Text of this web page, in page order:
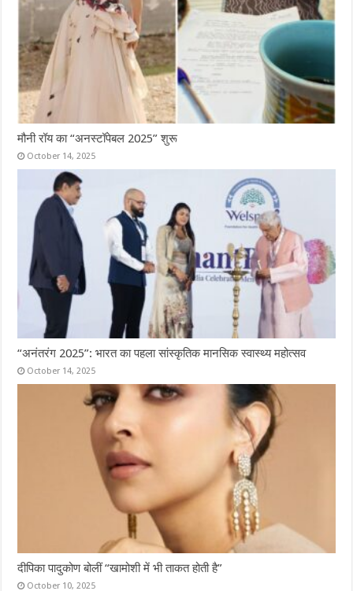
मौनी रॉय का “अनस्टॉपेबल 2025” शुरू
October 14, 2025
“अनंतरंग 2025”: भारत का पहला सांस्कृतिक मानसिक स्वास्थ्य महोत्सव
October 14, 2025
दीपिका पादुकोण बोलीं “खामोशी में भी ताकत होती है”
October 10, 2025